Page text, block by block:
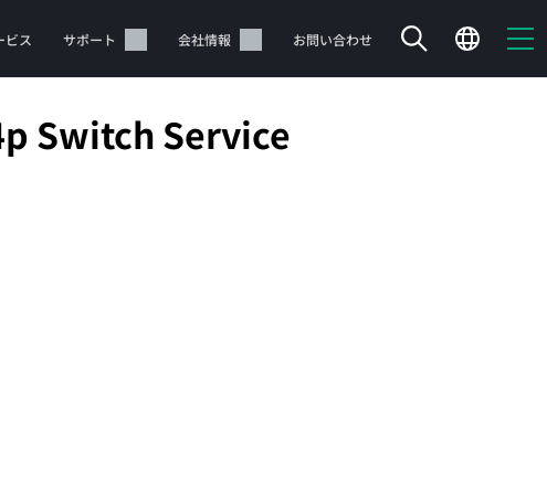
ビス サポート 会社情報 お問い合わせ
Switch Service